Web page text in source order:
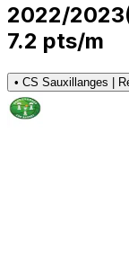
2022/2023
7.2 pts/m
• CS Sauxillanges |